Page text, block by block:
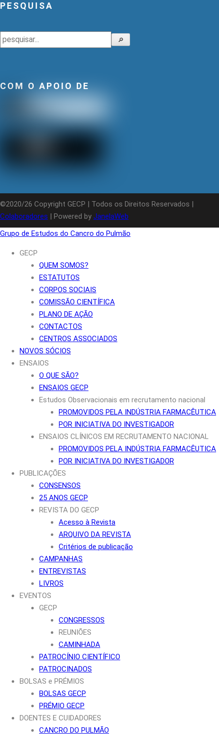
PESQUISA
Pesquisar 🔎
COM O APOIO DE
©2020/26 Copyright GECP | Todos os Direitos Reservados |
Colaboradores | Powered by JanelaWeb
Grupo de Estudos do Cancro do Pulmão
GECP
QUEM SOMOS?
ESTATUTOS
CORPOS SOCIAIS
COMISSÃO CIENTÍFICA
PLANO DE AÇÃO
CONTACTOS
CENTROS ASSOCIADOS
NOVOS SÓCIOS
ENSAIOS
O QUE SÃO?
ENSAIOS GECP
Estudos Observacionais em recrutamento nacional
PROMOVIDOS PELA INDÚSTRIA FARMACÊUTICA
POR INICIATIVA DO INVESTIGADOR
ENSAIOS CLÍNICOS EM RECRUTAMENTO NACIONAL
PROMOVIDOS PELA INDÚSTRIA FARMACÊUTICA
POR INICIATIVA DO INVESTIGADOR
PUBLICAÇÕES
CONSENSOS
25 ANOS GECP
REVISTA DO GECP
Acesso à Revista
ARQUIVO DA REVISTA
Critérios de publicação
CAMPANHAS
ENTREVISTAS
LIVROS
EVENTOS
GECP
CONGRESSOS
REUNIÕES
CAMINHADA
PATROCÍNIO CIENTÍFICO
PATROCINADOS
BOLSAS e PRÉMIOS
BOLSAS GECP
PRÉMIO GECP
DOENTES E CUIDADORES
CANCRO DO PULMÃO